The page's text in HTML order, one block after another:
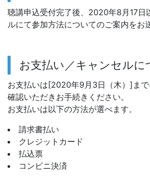
聴講申込受付完了後、2020年8月17日
ルにて参加方法についてのご案内をお
お支払い／キャンセルに
お支払いは[2020年9月3日（木）]ま
確認いただきお手続きください。
お支払いは以下の方法が選べます。
請求書払い
クレジットカード
払込票
コンビニ決済